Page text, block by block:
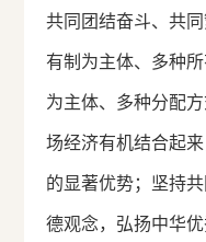
共同团结奋斗、共
有制为主体、多种
为主体、多种分配
场经济有机结合起
的显著优势；坚持
德观念，弘扬中华